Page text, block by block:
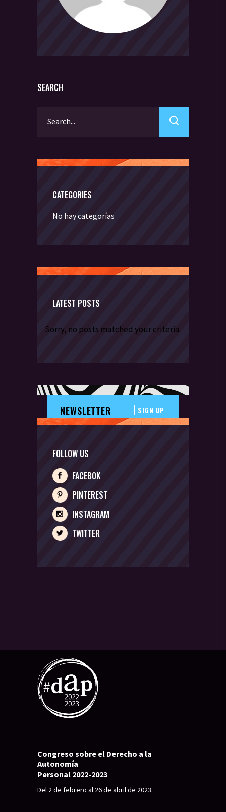
SEARCH
for:
CATEGORIES
No hay categorías
LATEST POSTS
Sorry, no posts matched your criteria.
SIGN UP
FOLLOW US
FACEBOK
PINTEREST
INSTAGRAM
TWITTER
Congreso sobre el Derecho a la
Autonomía
Personal 2022-2023
Del 2 de febrero al 26 de abril de 2023.